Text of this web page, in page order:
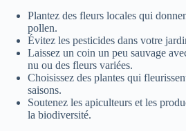
Plantez des fleurs locales qui
pollen.
Évitez les pesticides dans votre
Laissez un coin un peu sauvage
nu ou des fleurs variées.
Choisissez des plantes qui
saisons.
Soutenez les apiculteurs et les
la biodiversité.